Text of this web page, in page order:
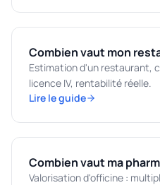
Combien vaut mon
Estimation d'un restaurant,
licence IV, rentabilité réelle.
Lire le guide
Combien vaut ma
Valorisation d'officine :